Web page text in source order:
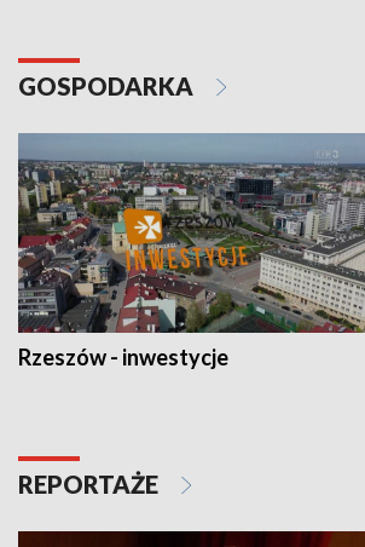
GOSPODARKA
Rzeszów - inwestycje
REPORTAŻE